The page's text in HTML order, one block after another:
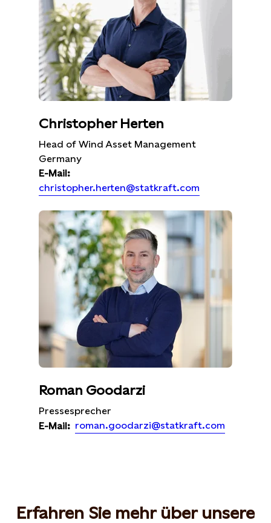
Christopher Herten
Head of Wind Asset Management
Germany
E-Mail:
christopher.herten@statkraft.com
Roman Goodarzi
Pressesprecher
E-Mail: roman.goodarzi@statkraft.com
Erfahren Sie mehr über unsere